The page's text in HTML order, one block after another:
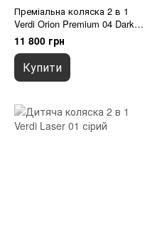
Преміальна коляска 2 в 1
Verdi Orion Premium 04 Dark
green
11 800 грн
Купити